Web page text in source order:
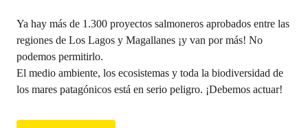
Ya hay más de 1.300 proyectos salmoneros aprobados entre las
regiones de Los Lagos y Magallanes ¡y van por más! No
podemos permitirlo.
El medio ambiente, los ecosistemas y toda la biodiversidad de
los mares patagónicos está en serio peligro. ¡Debemos actuar!